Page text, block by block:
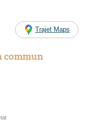
Trajet Maps
commun